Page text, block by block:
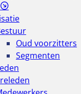
Oud voorzitters
Segmenten